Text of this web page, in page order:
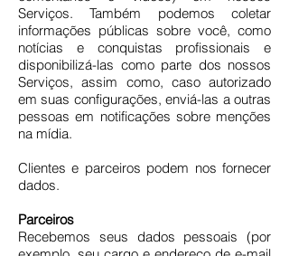
Serviços. Também podemos coletar
informações públicas sobre você, como
notícias e conquistas profissionais e
disponibilizá-las como parte dos nossos
Serviços, assim como, caso autorizado
em suas configurações, enviá-las a outras
pessoas em notificações sobre menções
na mídia.
Clientes e parceiros podem nos fornecer
dados.
Parceiros
Recebemos seus dados pessoais (por